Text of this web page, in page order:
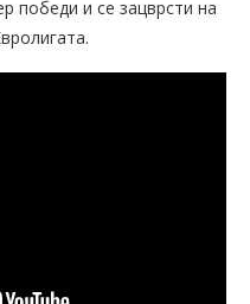
победи и се зацврсти на